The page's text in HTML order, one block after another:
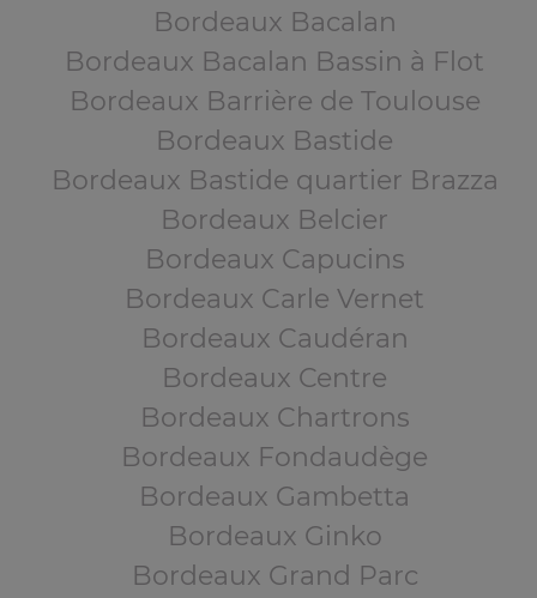
Bordeaux Bacalan
Bordeaux Bacalan Bassin à Flot
Bordeaux Barrière de Toulouse
Bordeaux Bastide
Bordeaux Bastide quartier Brazza
Bordeaux Belcier
Bordeaux Capucins
Bordeaux Carle Vernet
Bordeaux Caudéran
Bordeaux Centre
Bordeaux Chartrons
Bordeaux Fondaudège
Bordeaux Gambetta
Bordeaux Ginko
Bordeaux Grand Parc